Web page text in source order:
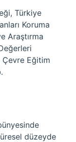
Türkiye
Koruma
Araştırma
Çevre Eğitim
düzeyde